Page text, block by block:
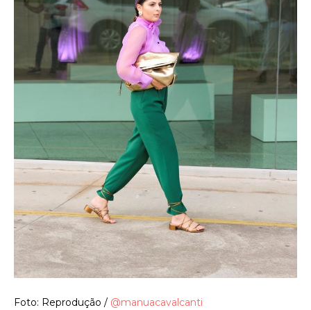
Foto: Reprodução / @manuacavalcanti